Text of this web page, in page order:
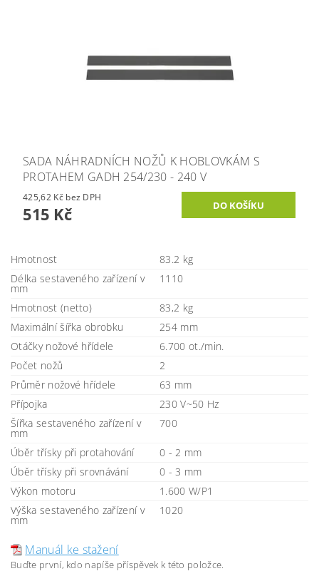
SADA NÁHRADNÍCH NOŽŮ K HOBLOVKÁM S
PROTAHEM GADH 254/230 - 240 V
425,62 Kč bez DPH
515 Kč
Hmotnost
83.2 kg
Délka sestaveného zařízení v
mm
1110
Hmotnost (netto)
83,2 kg
Maximální šířka obrobku
254 mm
Otáčky nožové hřídele
6.700 ot./min.
Počet nožů
2
Průměr nožové hřídele
63 mm
Přípojka
230 V~50 Hz
Šířka sestaveného zařízení v
mm
700
Úběr třísky při protahování
0 - 2 mm
Úběr třísky při srovnávání
0 - 3 mm
Výkon motoru
1.600 W/P1
Výška sestaveného zařízení v
mm
1020
Manuál ke stažení
Buďte první, kdo napíše příspěvek k této položce.